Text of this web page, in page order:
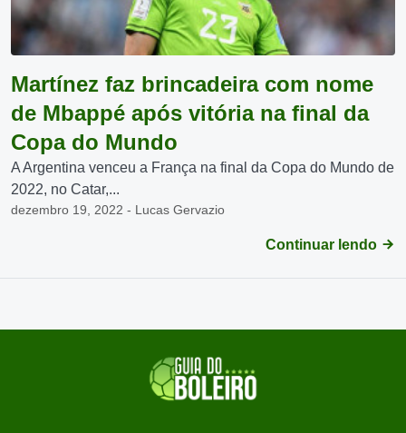
Martínez faz brincadeira com nome
de Mbappé após vitória na final da
Copa do Mundo
A Argentina venceu a França na final da Copa do Mundo de
2022, no Catar,...
dezembro 19, 2022 - Lucas Gervazio
Continuar lendo